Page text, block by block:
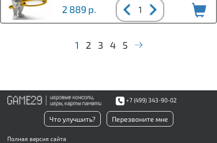
2 889 р.
1 2 3 4 5
+7 (499) 343-90-02
Что улучшить? Перезвоните мне
Полная версия сайта